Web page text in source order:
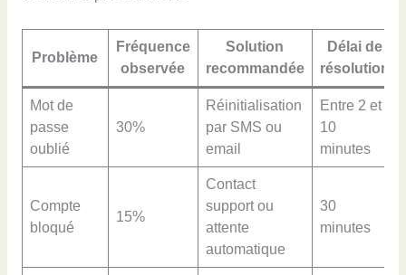
Problème
Fréquence
observée
Solution
recommandée
Délai de
résolution
Mot de
passe
oublié
30%
Réinitialisation
par SMS ou
email
Entre 2 et
10
minutes
Compte
bloqué
15%
Contact
support ou
attente
automatique
30
minutes